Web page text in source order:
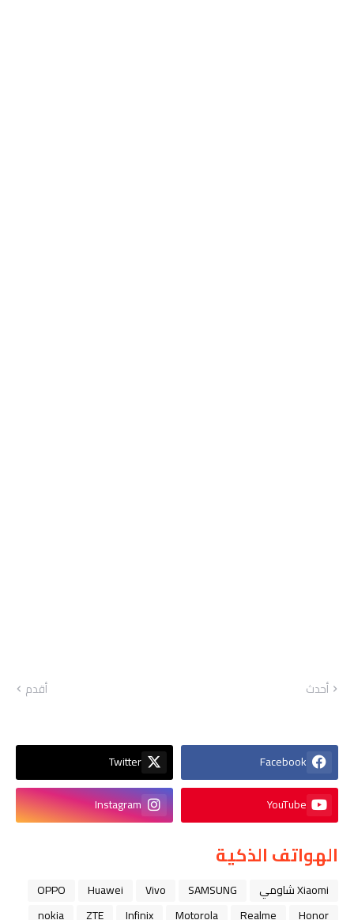
أحدث أقدم
Facebook
Twitter
YouTube
Instagram
الهواتف الذكية
Xiaomi شاومي SAMSUNG
Vivo
Huawei
OPPO
Honor
Realme
Motorola
Infinix
ZTE
nokia